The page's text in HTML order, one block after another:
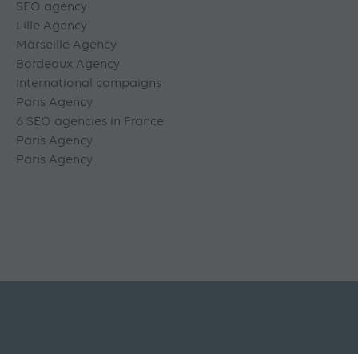
SEO agency
Lille Agency
Marseille Agency
Bordeaux Agency
International campaigns
Paris Agency
6 SEO agencies in France
Paris Agency
Paris Agency